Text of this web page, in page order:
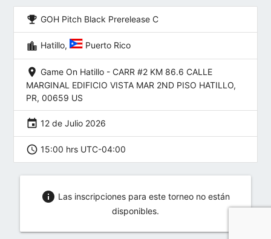
emoji_events GOH Pitch Black Prerelease C
location_city Hatillo, Puerto Rico
location_on Game On Hatillo - CARR #2 KM 86.6 CALLE
MARGINAL EDIFICIO VISTA MAR 2ND PISO HATILLO,
PR, 00659 US
event 12 de Julio 2026
schedule 15:00 hrs UTC-04:00
info Las inscripciones para este torneo no están
disponibles.